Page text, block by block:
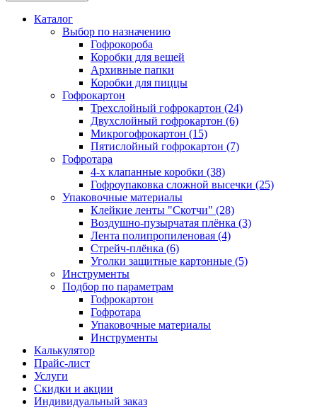
Каталог
Выбор по назначению
Гофрокороба
Коробки для вещей
Архивные папки
Коробки для пиццы
Гофрокартон
Трехслойный гофрокартон (24)
Двухслойный гофрокартон (6)
Микрогофрокартон (15)
Пятислойный гофрокартон (7)
Гофротара
4-х клапанные коробки (38)
Гофроупаковка сложной высечки (25)
Упаковочные материалы
Клейкие ленты "Скотчи" (28)
Воздушно-пузырчатая плёнка (3)
Лента полипропиленовая (4)
Стрейч-плёнка (6)
Уголки защитные картонные (5)
Инструменты
Подбор по параметрам
Гофрокартон
Гофротара
Упаковочные материалы
Инструменты
Калькулятор
Прайс-лист
Услуги
Скидки и акции
Индивидуальный заказ